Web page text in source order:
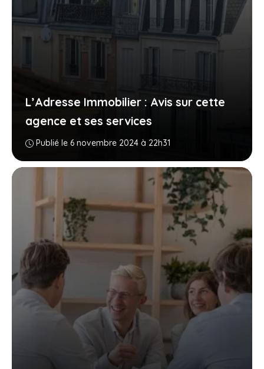
L’Adresse Immobilier : Avis sur cette
agence et ses services
Publié le 6 novembre 2024 à 22h31